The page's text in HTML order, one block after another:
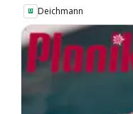
Deichmann